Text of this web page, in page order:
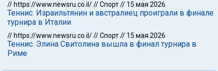
// https://www.newsru.co.il///Спорт// 15 мая 2026
Теннис. Израильтянин и австралиец проиграли в финале
турнира в Италии
// https://www.newsru.co.il///Спорт// 15 мая 2026
Теннис. Элина Свитолина вышла в финал турнира в
Риме